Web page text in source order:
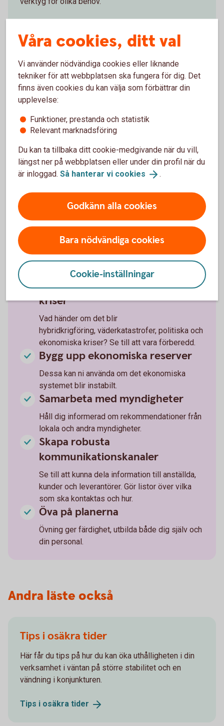
Företagsekonomen tipsar om
hur du stärker kontinuiteten
Stresstesta företaget
Vad händer vid störningar och avbrott? Vad gör
ni om medarbetarna inte kan ta sig till
jobbet, drivmedlen tar slut, om IT-systemen
slås ut av cyberattacker eller elen försvinner?
Se över försörjningskedjor och
underleverantörer
Vilka varor och tjänster är kritiska för
finns? Skaffa lager av kritiska varor och
Gör krisplaner för olika typer av
kriser
Vad händer om det blir
hybridkrigföring, väderkatastrofer, politiska och
ekonomiska kriser? Se till att vara förberedd.
Bygg upp ekonomiska reserver
Dessa kan ni använda om det ekonomiska
systemet blir instabilt.
Samarbeta med myndigheter
Håll dig informerad om rekommendationer från
lokala och andra myndigheter.
Skapa robusta
kommunikationskanaler
Se till att kunna dela information till anställda,
kunder och leverantörer. Gör listor över vilka
som ska kontaktas och hur.
Öva på planerna
Övning ger färdighet, utbilda både dig själv och
din personal.
Andra läste också
Tips i osäkra tider
Här får du tips på hur du kan öka uthålligheten i din
verksamhet i väntan på större stabilitet och en
vändning i konjunkturen.
Tips i osäkra tider
Våra cookies, ditt val
Vi använder nödvändiga cookies eller liknande
tekniker för att webbplatsen ska fungera för dig. Det
finns även cookies du kan välja som förbättrar din
upplevelse:
Funktioner, prestanda och statistik
Relevant marknadsföring
Du kan ta tillbaka ditt cookie-medgivande när du vill,
längst ner på webbplatsen eller under din profil när du
är inloggad. Så hanterar vi cookies .
Godkänn alla cookies
Bara nödvändiga cookies
Cookie-inställningar